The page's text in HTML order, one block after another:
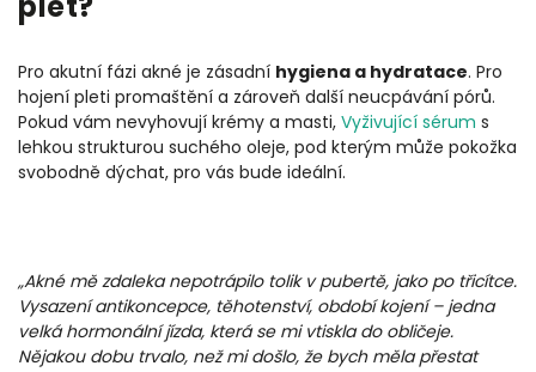
Pro akutní fázi akné je zásadní hygiena a hydratace. Pro
hojení pleti promaštění a zároveň další neucpávání pórů.
Pokud vám nevyhovují krémy a masti, Vyživující sérum s
lehkou strukturou suchého oleje, pod kterým může pokožka
svobodně dýchat, pro vás bude ideální.
„Akné mě zdaleka nepotrápilo tolik v pubertě, jako po třicítce.
Vysazení antikoncepce, těhotenství, období kojení – jedna
velká hormonální jízda, která se mi vtiskla do obličeje.
Nějakou dobu trvalo, než mi došlo, že bych měla přestat